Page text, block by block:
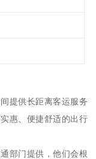
提供长距离客运服务
惠、便捷舒适的出行
部门提供，他们会根